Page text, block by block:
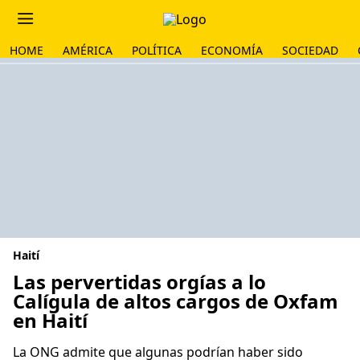
HOME AMÉRICA POLÍTICA ECONOMÍA SOCIEDAD
Haití
Las pervertidas orgías a lo
Calígula de altos cargos de Oxfam
en Haití
La ONG admite que algunas podrían haber sido